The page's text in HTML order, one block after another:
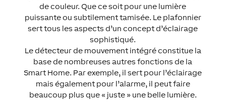
de couleur. Que ce soit pour une lumière
puissante ou subtilement tamisée. Le plafonnier
sert tous les aspects d’un concept d’éclairage
sophistiqué.
Le détecteur de mouvement intégré constitue la
base de nombreuses autres fonctions de la
Smart Home. Par exemple, il sert pour l’éclairage
mais également pour l’alarme, il peut faire
beaucoup plus que « juste » une belle lumière.